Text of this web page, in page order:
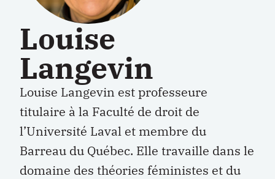
Louise
Langevin
Louise Langevin est professeure
titulaire à la Faculté de droit de
l’Université Laval et membre du
Barreau du Québec. Elle travaille dans le
domaine des théories féministes et du